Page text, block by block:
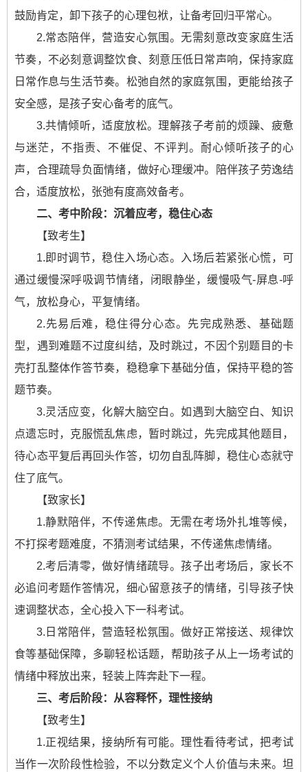
鼓励肯定，卸下孩子的心理包袱，让备考回归平常心。
2.常态陪伴，营造安心氛围。无需刻意改变家庭生活
节奏，不必刻意调整饮食、刻意压低日常声响，保持家庭
日常作息与生活节奏。松弛自然的家庭氛围，更能给孩子
安全感，是孩子安心备考的底气。
3.共情倾听，适度放松。理解孩子考前的烦躁、疲惫
与迷茫，不指责、不催促、不评判。耐心倾听孩子的心
声，合理疏导负面情绪，做好心理缓冲。陪伴孩子劳逸结
合，适度放松，张弛有度高效备考。
二、考中阶段：沉着应考，稳住心态
【致考生】
1.即时调节，稳住入场心态。入场后若紧张心慌，可
通过缓慢深呼吸调节情绪，闭眼静坐，缓慢吸气-屏息-呼
气，放松身心，平复情绪。
2.先易后难，稳住得分心态。先完成熟悉、基础题
型，遇到难题不过度纠结，及时跳过，不因个别题目的卡
壳打乱整体作答节奏，稳稳拿下基础分值，保持平稳的答
题节奏。
3.灵活应变，化解大脑空白。如遇到大脑空白、知识
点遗忘时，克服慌乱焦虑，暂时跳过，先完成其他题目，
待心态平复后再回头作答，切勿自乱阵脚，稳住心态就守
住了底气。
【致家长】
1.静默陪伴，不传递焦虑。无需在考场外扎堆等候，
不打探考题难度，不猜测考试结果，不传递焦虑情绪。
2.考后清零，做好情绪疏导。孩子出考场后，家长不
必追问考题作答情况，细心留意孩子的情绪，引导孩子快
速调整状态，全心投入下一科考试。
3.日常陪伴，营造轻松氛围。做好正常接送、规律饮
食等基础保障，多聊轻松话题，帮助孩子从上一场考试的
情绪中释放出来，轻装上阵奔赴下一程。
三、考后阶段：从容释怀，理性接纳
【致考生】
1.正视结果，接纳所有可能。理性看待考试，把考试
当作一次阶段性检验，不以分数定义个人价值与未来。坦